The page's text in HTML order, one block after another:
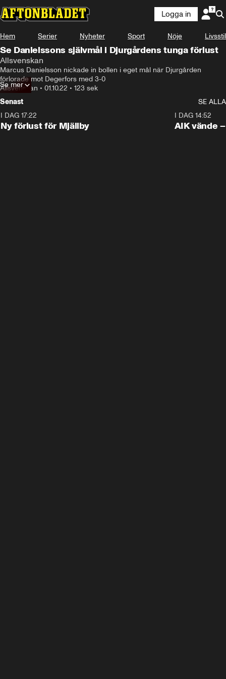
Logga in
Hem Serier Nyheter Sport Nöje Livsstil
Se Danielssons självmål i Djurgårdens tunga förlust
Allsvenskan
Marcus Danielsson nickade in bollen i eget mål när Djurgården
förlorade mot Degerfors med 3-0
Allsvenskan • 01.10.22 • 123 sek
Se mer
Senast
SE ALLA
I DAG 17:22
Ny förlust för Mjällby
I DAG 14:52
AIK vände